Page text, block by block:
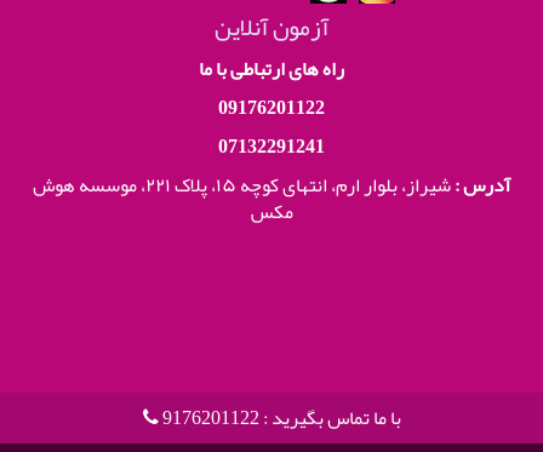
آزمون آنلاین
راه های ارتباطی با ما
09176201122
07132291241
آدرس :شیراز، بلوار ارم، انتهای کوچه ۱۵، پلاک ۲۲۱، موسسه هوش
مکس
با ما تماس بگیرید : 9176201122